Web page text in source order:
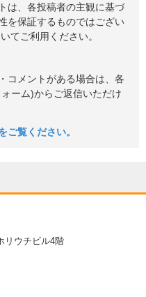
は、各投稿者の主観に基づ
を保証するものではござい
てご利用ください。
コメントがある場合は、各
ーム)からご返信いただけ
覧ください。
リウチビル4階